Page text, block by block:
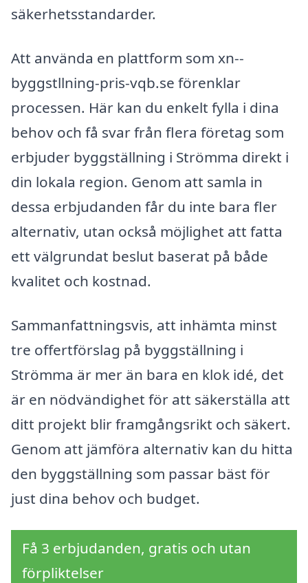
säkerhetsstandarder.
Att använda en plattform som xn--
byggstllning-pris-vqb.se förenklar
processen. Här kan du enkelt fylla i dina
behov och få svar från flera företag som
erbjuder byggställning i Strömma direkt i
din lokala region. Genom att samla in
dessa erbjudanden får du inte bara fler
alternativ, utan också möjlighet att fatta
ett välgrundat beslut baserat på både
kvalitet och kostnad.
Sammanfattningsvis, att inhämta minst
tre offertförslag på byggställning i
Strömma är mer än bara en klok idé, det
är en nödvändighet för att säkerställa att
ditt projekt blir framgångsrikt och säkert.
Genom att jämföra alternativ kan du hitta
den byggställning som passar bäst för
just dina behov och budget.
Få 3 erbjudanden, gratis och utan
förpliktelser